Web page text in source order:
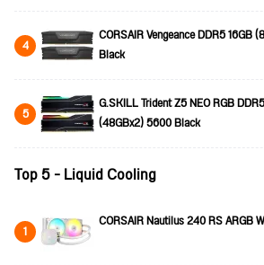
4
CORSAIR Vengeance DDR5 16GB
Black
5
G.SKILL Trident Z5 NEO RGB
(48GBx2) 5600 Black
Top 5 - Liquid Cooling
1 CORSAIR Nautilus 240 RS ARGB